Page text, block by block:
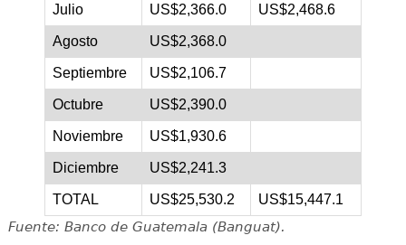
Julio US$2,366.0 US$2,468.6
Agosto US$2,368.0
Septiembre US$2,106.7
Octubre US$2,390.0
Noviembre US$1,930.6
Diciembre US$2,241.3
TOTAL US$25,530.2 US$15,447.1
Fuente: Banco de Guatemala (Banguat).